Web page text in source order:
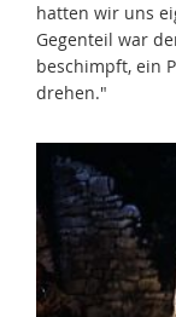
hatten wir uns
Gegenteil war
beschimpft, ein
drehen."